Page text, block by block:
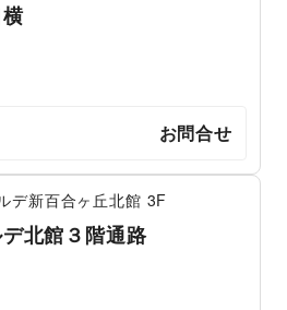
お問合せ
デ新百合ヶ丘北館 3F
北館３階通路